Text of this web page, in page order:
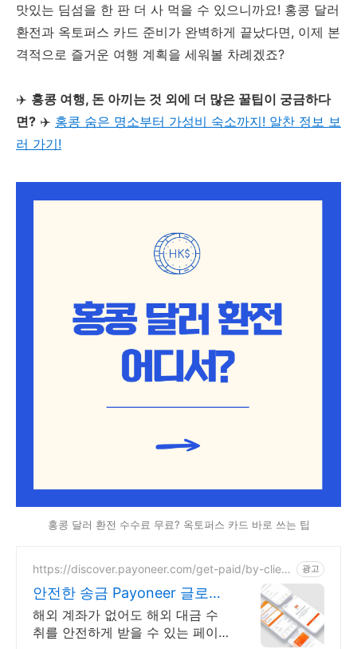
맛있는 딤섬을 한 판 더 사 먹을 수 있으니까요! 홍콩 달러
환전과 옥토퍼스 카드 준비가 완벽하게 끝났다면, 이제 본
격적으로 즐거운 여행 계획을 세워볼 차례겠죠?
✈️ 홍콩 여행, 돈 아끼는 것 외에 더 많은 꿀팁이 궁금하다
면? ✈️ 홍콩 숨은 명소부터 가성비 숙소까지! 알찬 정보 보
러 가기!
홍콩 달러 환전 수수료 무료? 옥토퍼스 카드 바로 쓰는 팁
https://discover.payoneer.com/get-paid/by-client
광고
안전한 송금 Payoneer 글로벌
금융 페이먼트 지원
해외 계좌가 없어도 해외 대금 수
취를 안전하게 받을 수 있는 페이